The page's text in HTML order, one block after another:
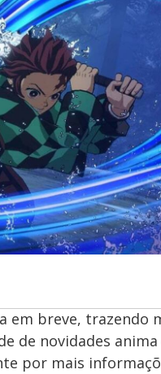
em breve, trazendo
de novidades anima
por mais